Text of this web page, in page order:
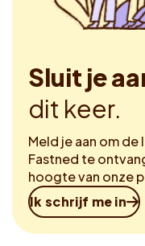
Sluit je
dit keer.
Meld je aan om
Fastned te
hoogte van onze
Ik schrijf me in